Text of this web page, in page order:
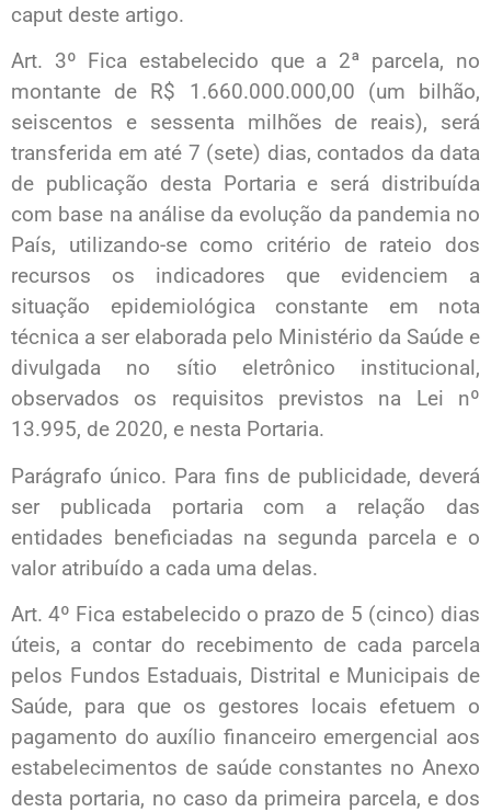
caput deste artigo.
Art. 3º Fica estabelecido que a 2ª parcela, no
montante de R$ 1.660.000.000,00 (um bilhão,
seiscentos e sessenta milhões de reais), será
transferida em até 7 (sete) dias, contados da data
de publicação desta Portaria e será distribuída
com base na análise da evolução da pandemia no
País, utilizando-se como critério de rateio dos
recursos os indicadores que evidenciem a
situação epidemiológica constante em nota
técnica a ser elaborada pelo Ministério da Saúde e
divulgada no sítio eletrônico institucional,
observados os requisitos previstos na Lei nº
13.995, de 2020, e nesta Portaria.
Parágrafo único. Para fins de publicidade, deverá
ser publicada portaria com a relação das
entidades beneficiadas na segunda parcela e o
valor atribuído a cada uma delas.
Art. 4º Fica estabelecido o prazo de 5 (cinco) dias
úteis, a contar do recebimento de cada parcela
pelos Fundos Estaduais, Distrital e Municipais de
Saúde, para que os gestores locais efetuem o
pagamento do auxílio financeiro emergencial aos
estabelecimentos de saúde constantes no Anexo
desta portaria, no caso da primeira parcela, e dos